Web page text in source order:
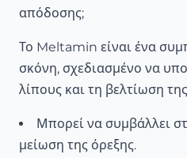
απόδοσης;
Το Meltamin είναι ένα
σκόνη, σχεδιασμένο να
λίπους και τη βελτίωση
Μπορεί να συμβάλλει
μείωση της όρεξης.